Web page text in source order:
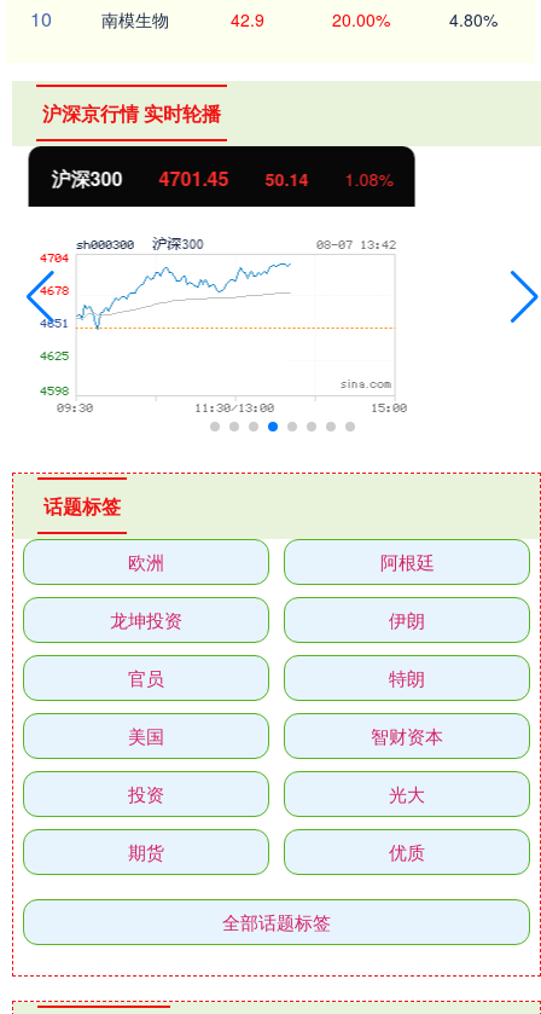
10 南模生物 42.9 20.00% 4.80%
沪深京行情 实时轮播
北证50 1133.76 10.89
话题标签
欧洲 阿根廷
龙坤投资 伊朗
官员 特朗
美国 智财资本
投资 光大
期货 优质
全部话题标签